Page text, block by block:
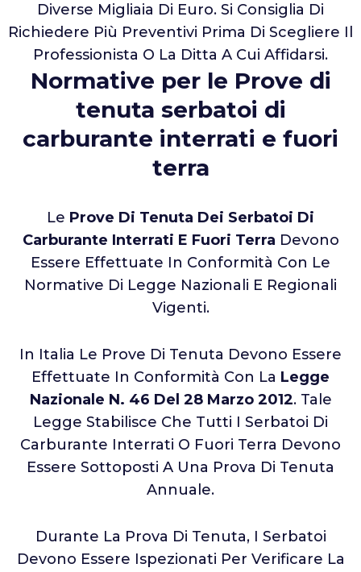
Diverse Migliaia Di Euro. Si Consiglia Di
Richiedere Più Preventivi Prima Di Scegliere Il
Professionista O La Ditta A Cui Affidarsi.
Normative per le Prove di
tenuta serbatoi di
carburante interrati e fuori
terra
Le Prove Di Tenuta Dei Serbatoi Di
Carburante Interrati E Fuori Terra Devono
Essere Effettuate In Conformità Con Le
Normative Di Legge Nazionali E Regionali
Vigenti.
In Italia Le Prove Di Tenuta Devono Essere
Effettuate In Conformità Con La Legge
Nazionale N. 46 Del 28 Marzo 2012. Tale
Legge Stabilisce Che Tutti I Serbatoi Di
Carburante Interrati O Fuori Terra Devono
Essere Sottoposti A Una Prova Di Tenuta
Annuale.
Durante La Prova Di Tenuta, I Serbatoi
Devono Essere Ispezionati Per Verificare La